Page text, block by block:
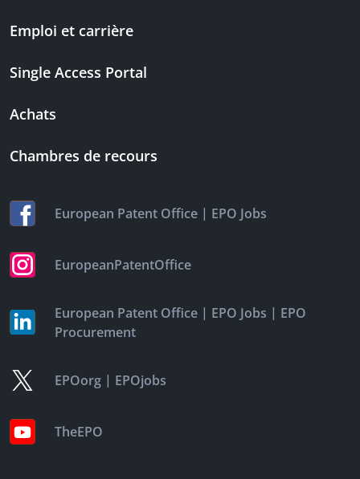
Emploi et carrière
Single Access Portal
Achats
Chambres de recours
European Patent Office | EPO Jobs
EuropeanPatentOffice
European Patent Office | EPO Jobs | EPO
Procurement
EPOorg | EPOjobs
TheEPO